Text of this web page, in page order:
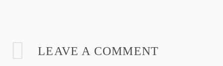
LEAVE A COMMENT